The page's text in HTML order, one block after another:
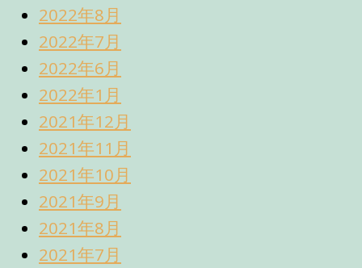
2022年8月
2022年7月
2022年6月
2022年1月
2021年12月
2021年11月
2021年10月
2021年9月
2021年8月
2021年7月